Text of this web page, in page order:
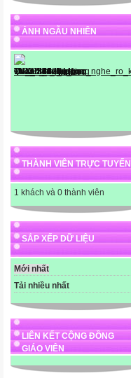
ẢNH NGẪU NHIÊN
THÀNH VIÊN TRỰC TUYẾN
1 khách và 0 thành viên
SẮP XẾP DỮ LIỆU
Mới nhất
Tải nhiều nhất
LIÊN KẾT CỘNG ĐỒNG
GIÁO VIÊN